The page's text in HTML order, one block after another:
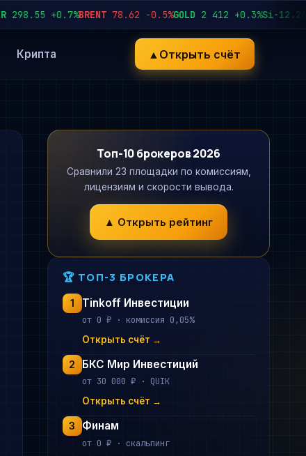
+0.7%BRENT 78.62 −0.5%GOLD 2 412 +0.3%Si-12.26 92
Крипта ▲ Открыть счёт
Топ-10 брокеров 2026
Сравнили 23 площадки по комиссиям,
лицензиям и скорости вывода.
▲ Открыть рейтинг
🏆 ТОП-3 БРОКЕРА
1 Tinkoff Инвестиции
от 0 ₽ · комиссия 0,05%
Открыть счёт →
2 БКС Мир Инвестиций
от 30 000 ₽ · QUIK
Открыть счёт →
3 Финам
от 0 ₽ · скальпинг